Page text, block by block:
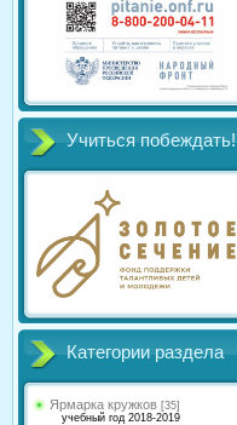
Учиться побеждать!
Категории раздела
Ярмарка кружков [35]
учебный год 2018-2019